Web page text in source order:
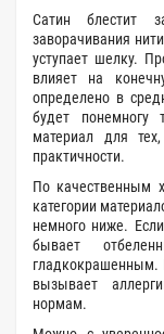
Сатин блестит
заворачивания
уступает шелку.
влияет на
определено в
будет понемногу
материал для
практичности.
По качественным
категории
немного ниже.
бывает
гладкокрашенным.
вызывает
нормам.